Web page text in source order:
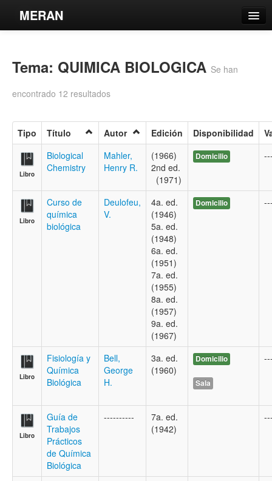
MERAN
Búsqueda Avanzada
Contacto
Iniciar sesión
Tema: QUIMICA BIOLOGICA Se han
encontrado 12 resultados
Tipo Título Autor Edición Disponibilidad
Libro
Biological
Chemistry
Mahler,
Henry R.
(1966)
2nd ed.
(1971)
Domicilio
Libro
Curso de
química
biológica
Deulofeu,
V.
4a. ed.
(1946)
5a. ed.
(1948)
6a. ed.
(1951)
7a. ed.
(1955)
8a. ed.
(1957)
9a. ed.
(1967)
Domicilio
Libro
Fisiología y
Química
Biológica
Bell,
George
H.
3a. ed.
(1960)
Domicilio
Sala
Libro
Guía de
Trabajos
Prácticos
de Química
Biológica
----------
7a. ed.
(1942)